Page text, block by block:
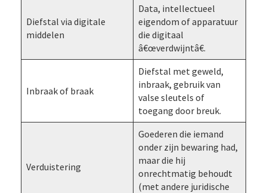
Diefstal via digitale
middelen
Data, intellectueel
eigendom of apparatuur
die digitaal
â€œverdwijntâ€.
Inbraak of braak
Diefstal met geweld,
inbraak, gebruik van
valse sleutels of
toegang door breuk.
Verduistering
Goederen die iemand
onder zijn bewaring had,
maar die hij
onrechtmatig behoudt
(met andere juridische